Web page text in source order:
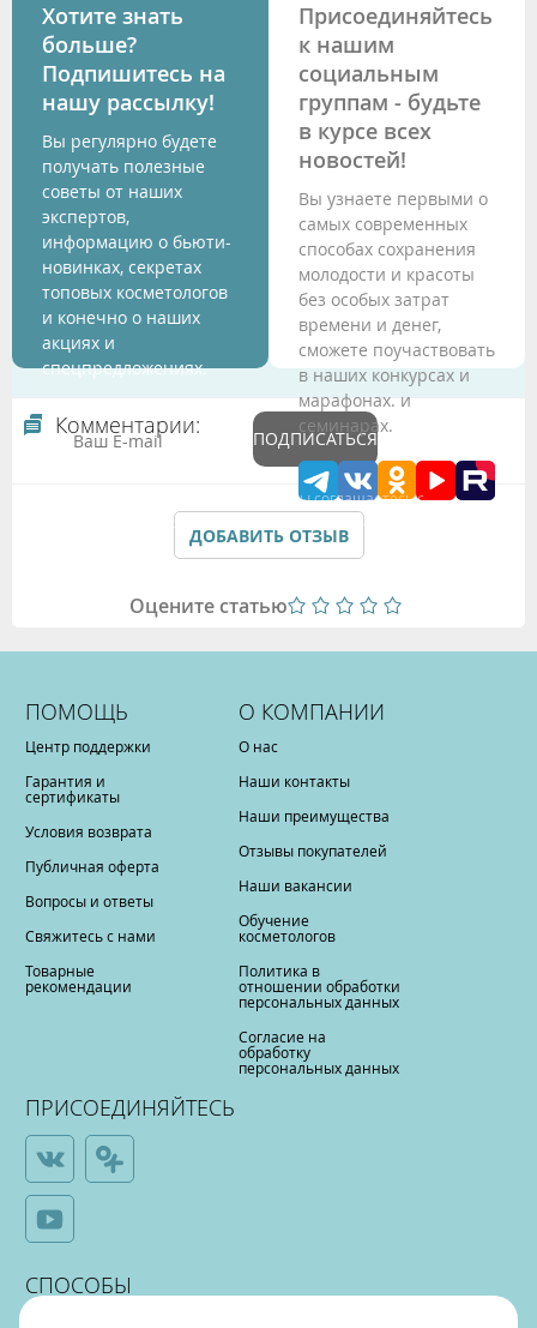
Хотите знать
больше?
Подпишитесь на
нашу рассылку!
Вы регулярно будете
получать полезные
советы от наших
экспертов,
информацию о бьюти-
новинках, секретах
топовых косметологов
и конечно о наших
акциях и
спецпредложениях.
ПОДПИСАТЬСЯ
Подтверждая данные формы Вы соглашаетесь с
Политикой обработки персональных данных
Присоединяйтесь
к нашим
социальным
группам - будьте
в курсе всех
новостей!
Вы узнаете первыми о
самых современных
способах сохранения
молодости и красоты
без особых затрат
времени и денег,
сможете поучаствовать
в наших конкурсах и
марафонах. и
семинарах.
Комментарии:
ДОБАВИТЬ ОТЗЫВ
Оцените статью
ПОМОЩЬ
Центр поддержки
Гарантия и
сертификаты
Условия возврата
Публичная оферта
Вопросы и ответы
Свяжитесь с нами
Товарные
рекомендации
О КОМПАНИИ
О нас
Наши контакты
Наши преимущества
Отзывы покупателей
Наши вакансии
Обучение
косметологов
Политика в
отношении обработки
персональных данных
Согласие на
обработку
персональных данных
ПРИСОЕДИНЯЙТЕСЬ
СПОСОБЫ
ОПЛАТЫ